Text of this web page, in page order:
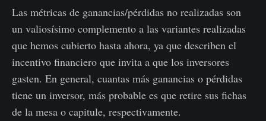
Las métricas de ganancias/pérdidas no realizadas son
un valiosísimo complemento a las variantes realizadas
que hemos cubierto hasta ahora, ya que describen el
incentivo financiero que invita a que los inversores
gasten. En general, cuantas más ganancias o pérdidas
tiene un inversor, más probable es que retire sus fichas
de la mesa o capitule, respectivamente.